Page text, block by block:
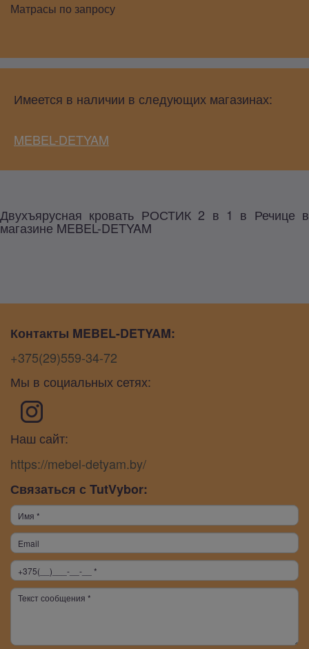
Матрасы по запросу
Имеется в наличии в следующих магазинах:
MEBEL-DETYAM
Двухъярусная кровать РОСТИК 2 в 1 в Речице в
магазине MEBEL-DETYAM
Контакты MEBEL-DETYAM:
+375(29)559-34-72
Мы в социальных сетях:
Наш сайт:
https://mebel-detyam.by/
Связаться с TutVybor: